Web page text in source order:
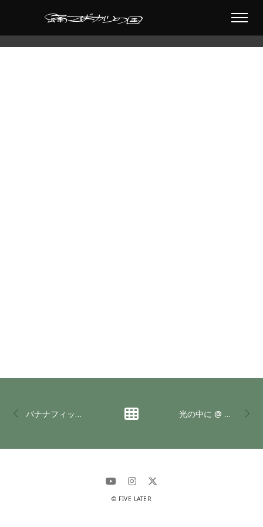
バナナフィッシュ 光の中に @ 大和言葉-肆-
© FIVE LATER